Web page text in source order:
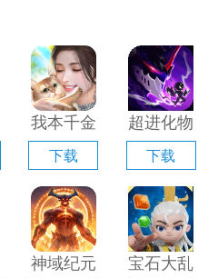
我本千金
手游电脑
版「含模
拟器」
下载
超进化物
语2电脑
版「含模
拟器」
下载
神域纪元
宝石大乱